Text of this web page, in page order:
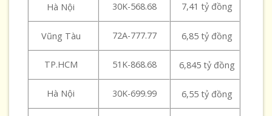
Hà Nội 30K-568.68 7,41 tỷ đồng
Vũng Tàu 72A-777.77 6,85 tỷ đồng
TP.HCM 51K-868.68 6,845 tỷ đồng
Hà Nội 30K-699.99 6,55 tỷ đồng